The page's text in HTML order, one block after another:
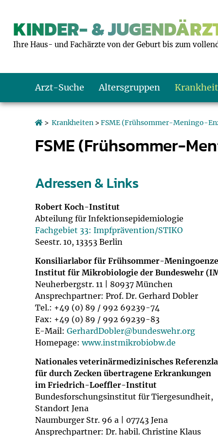
KINDER- &
Ihre Haus- und Fachärzte von der Geburt bis zum
Arzt-Suche Altersgruppen
Kleinkinder
Kleinkind: U7
Impfen: Wann
Impfsicherheit
Recht auf
Vorsorge- und
Giftnotruf
Notdienste
Sozialpädiatrie
Körpergrößen-
Empfehlungen
Material zu den
Broschüren und
U0-Vorsorge
> Krankheiten >FSME (Frühsommer-Meningo-
FSME (Frühsommer-
Adressen & Links
Robert Koch-Institut
Abteilung für Infektionsepidemiologie
Fachgebiet 33: Impf­prävention/STIKO
Seestr. 10, 13353 Berlin
Konsiliarlabor für Frühsommer-
Institut für Mikrobiologie der Bundeswehr
Neuherbergstr. 11 | 80937 München
Ansprechpartner: Prof. Dr. Gerhard Dobler
Tel.: +49 (0) 89 / 992 69239-74
Fax: +49 (0) 89 / 992 69239-83
E-Mail: GerhardDobler@bundeswehr.org
Homepage:www.instmikrobiobw.de
Nationales veterinärmedizinisches
für durch Zecken übertragene Erkrankungen
im Friedrich-Loeffler-Institut
Bundesforschungsinstitut für Tiergesundheit,
Standort Jena
Naumburger Str. 96 a | 07743 Jena
Ansprechpartner: Dr. habil. Christine Klaus